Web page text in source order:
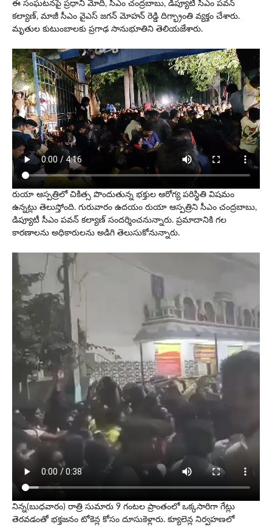
ఈ సంఘటనపై ప్ర‌ధాని మోదీ, సీఎం చంద్రబాబు, డిప్యూటీ సీఎం పవన్‌
కల్యాణ్‌, మాజీ సీఎం వైఎస్‌ జగన్‌ మోహన్‌ రెడ్డి దిగ్భ్రాంతి వ్యక్తం చేశారు.
మృతుల కుటుంబాల‌కు ప్ర‌గాఢ సానుభూతిని తెలియ‌జేశారు.
రుయా ఆస్పత్రిలో చికిత్స పొందుతున్న భక్తుల ఆరోగ్య పరిస్థితి విషమం
ఉన్న‌ట్లు తెలుస్తోంది. గురువారం ఉదయం రుయా ఆస్పత్రిని సీఎం చంద్రబాబు,
డిప్యూటీ సీఎం పవన్ కల్యాణ్ సందర్శించ‌నున్నారు. ప్ర‌మాదానికి గ‌ల
కార‌ణాల‌ను అధికారుల‌ను అడిగి తెలుసుకోనున్నారు.
నిన్న(బుధవారం) రాత్రి సుమారు 9 గంటల ప్రాంతంలో ఒక్కసారిగా గేట్లు
తెరవడంతో భక్తజనం టోకెన్ల కోసం దూసుకెళ్లారు. క్యూలెన్ల నిర్వహణలో